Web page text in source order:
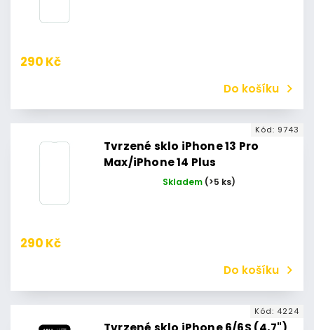
290 Kč
Do košíku
Tvrzené sklo iPhone 13 Pro
Max/iPhone 14 Plus
Skladem (>5 ks)
290 Kč
Do košíku
Kód: 9743
Kód: 4224